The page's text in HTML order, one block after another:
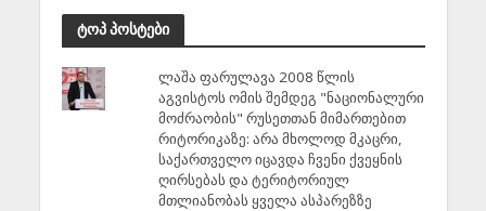
ტოპ პოსტები
ლაშა ფარულავა 2008 წლის
აგვისტოს ომის შემდეგ "ნაციონალური
მოძრაობის" რუსეთთან მიმართებით
რიტორიკაზე: არა მხოლოდ მკაცრი,
საქართველო იცავდა ჩვენი ქვეყნის
ღირსებას და ტერიტორიულ
მთლიანობას ყველა ასპარეზზე